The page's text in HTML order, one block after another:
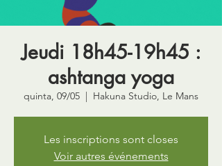
Jeudi 18h45-19h45 :
ashtanga yoga
quinta, 09/05
  |
Hakuna Studio, Le Mans
Les inscriptions sont closes
Voir autres événements